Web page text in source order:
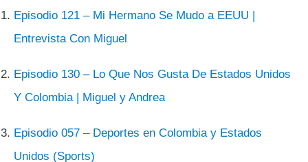
Episodio 121 – Mi Hermano Se Mudo a EEUU |
Entrevista Con Miguel
Episodio 130 – Lo Que Nos Gusta De Estados Unidos
Y Colombia | Miguel y Andrea
Episodio 057 – Deportes en Colombia y Estados
Unidos (Sports)